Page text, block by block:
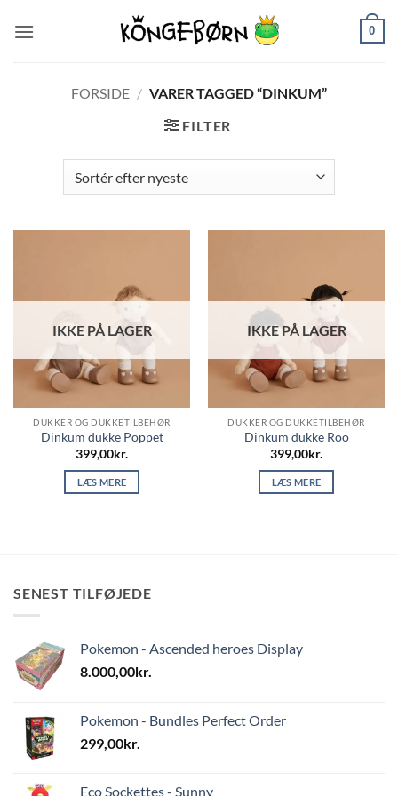
0
FORSIDE / VARER TAGGED “DINKUM”
FILTER
IKKE PÅ LAGER
DUKKER OG DUKKETILBEHØR
Dinkum dukke Poppet
399,00kr.
LÆS MERE
IKKE PÅ LAGER
DUKKER OG DUKKETILBEHØR
Dinkum dukke Roo
399,00kr.
LÆS MERE
SENEST TILFØJEDE
Pokemon - Ascended heroes Display
8.000,00kr.
Pokemon - Bundles Perfect Order
299,00kr.
Eco Sockettes - Sunny